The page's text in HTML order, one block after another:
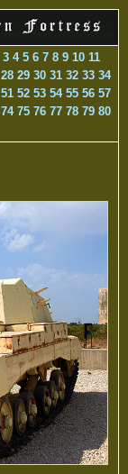
3 4 5 6 7 8 9 10 11
28 29 30 31 32 33 34
51 52 53 54 55 56 57
74 75 76 77 78 79 80